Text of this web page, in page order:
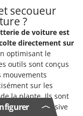
secoueur
?
de voiture est
directement sur
optimisant le
outils sont conçus
sur les
la plante. Ils sont
récolte intensive